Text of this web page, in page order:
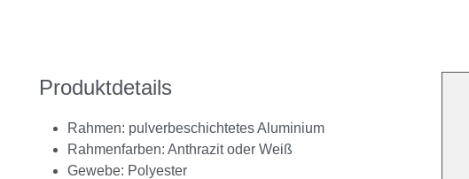
Produktdetails
Rahmen: pulverbeschichtetes Aluminium
Rahmenfarben: Anthrazit oder Weiß
Gewebe: Polyester